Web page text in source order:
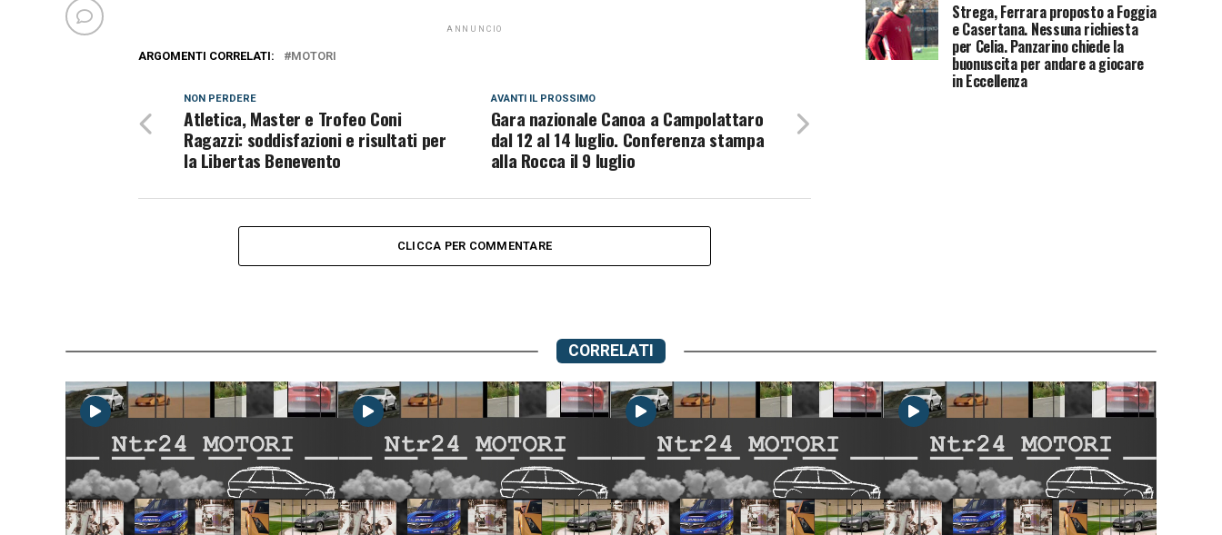
ANNUNCIO
ARGOMENTI CORRELATI: MOTORI
AVANTI IL ​​PROSSIMO
Gara nazionale Canoa a Campolattaro
dal 12 al 14 luglio. Conferenza stampa
alla Rocca il 9 luglio
NON PERDERE
Atletica, Master e Trofeo Coni
Ragazzi: soddisfazioni e risultati per
la Libertas Benevento
CLICCA PER COMMENTARE
Strega, Ferrara proposto a Foggia
e Casertana. Nessuna richiesta
per Celia. Panzarino chiede la
buonuscita per andare a giocare
in Eccellenza
CORRELATI